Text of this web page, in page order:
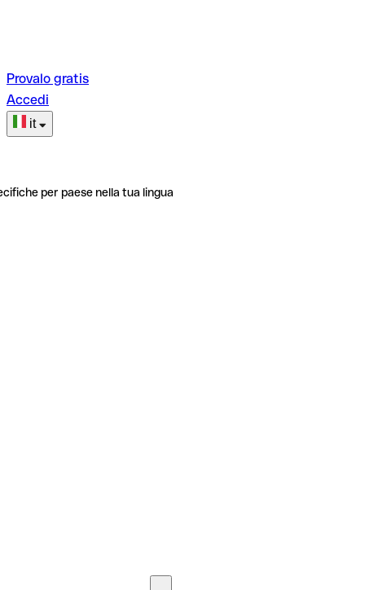
Provalo gratis
Accedi
it
per paese nella tua lingua